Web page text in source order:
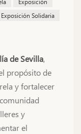
Exposición Solidaria
de Sevilla,
propósito de
y fortalecer
y
el